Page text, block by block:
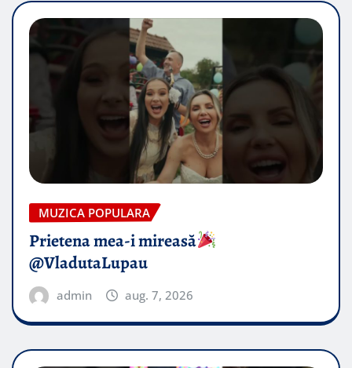
MUZICA POPULARA
Prietena mea-i mireasă​
@VladutaLupau
admin aug. 7, 2026